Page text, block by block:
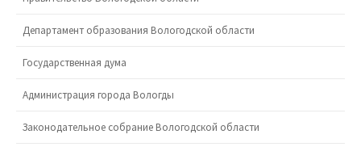
Департамент образования Вологодской области
Государственная дума
Администрация города Вологды
Законодательное собрание Вологодской области